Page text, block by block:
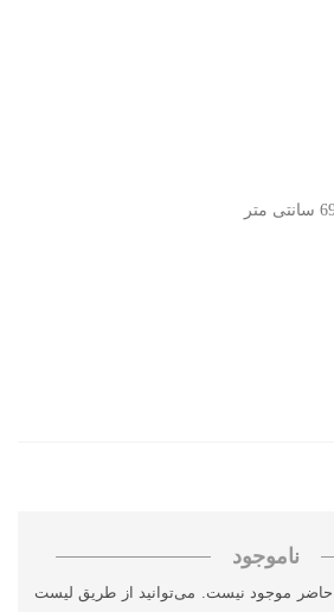
ناموجود
حاضر موجود نیست. می‌توانید از طریق لیست